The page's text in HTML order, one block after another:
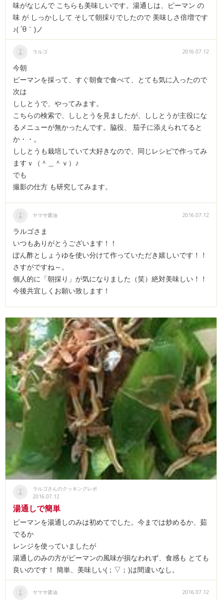
味がなじんで こちらも美味しいです。湯通しは、ピーマン の
味 が しっかしして そして朝採りでしたので 美味しさ倍増です
♪( ´θ｀)ノ
ラルゴ 2016.07.12
今朝
ピーマンを採って、すぐ朝食で食べて、とても気に入ったので
次は
ししとうで、やってみます。
こちらの検索で、ししとうを見ましたが、ししとうが主役にな
るメニューが無かったんです。脇役、 茄子に添えられてると
か・・。
ししとうも栽培していて大好きなので、同じレシピで作ってみ
ますｖ（＾＿＾ｖ）♪
でも
撮影の仕方 も研究してみます。
ヤマサ醤油 2016.07.12
ラルゴさま
いつもありがとうございます！！
ぽん酢としょうゆを使い分けて作っていただき嬉しいです！！
さすがですね～。
個人的に「朝採り」が気になりました（笑）絶対美味しい！！
今後共宜しくお願い致します！
ラルゴさんのクッキングレポ
2016.07.12
湯通しで簡単
ピーマンを湯通しのみは初めてでした。今までは炒めるか、茹
でるか
レンジを使っていましたが
湯通しのみの方がピーマンの風味が損なわれず、食感も とても
良いのです！ 簡単、美味しい(；▽；)は間違いなし。
ヤマサ醤油 2016.07.12